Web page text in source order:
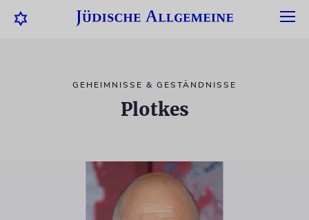
GEHEIMNISSE & GESTÄNDNISSE
Plotkes